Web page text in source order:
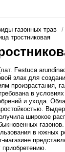
газонных трав
тростниковая
Festuca
злак для
произрастания,
в условиях
и ухода.
широкое
в южных